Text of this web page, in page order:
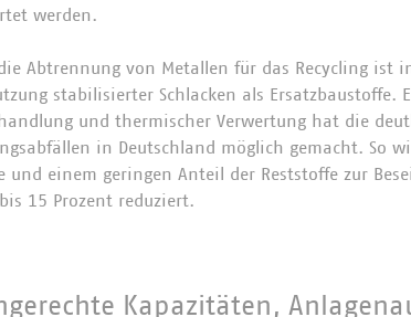
werden.
Abtrennung von Metallen für das Recycling ist
stabilisierter Schlacken als Ersatzbaustoffe.
und thermischer Verwertung hat die
in Deutschland möglich gemacht. So
und einem geringen Anteil der Reststoffe zur
15 Prozent reduziert.
Kapazitäten,